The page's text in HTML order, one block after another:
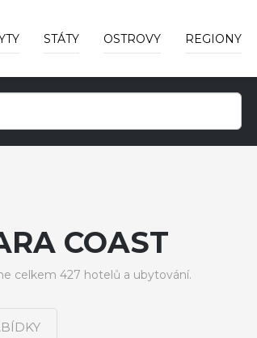
STÁTY OSTROVY REGIONY
COAST
celkem 427 hotelů a ubytování.